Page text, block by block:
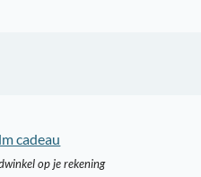
cadeau
op je rekening